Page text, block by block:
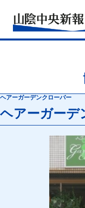
ヘアーガーデンクローバー
ヘアーガーデ